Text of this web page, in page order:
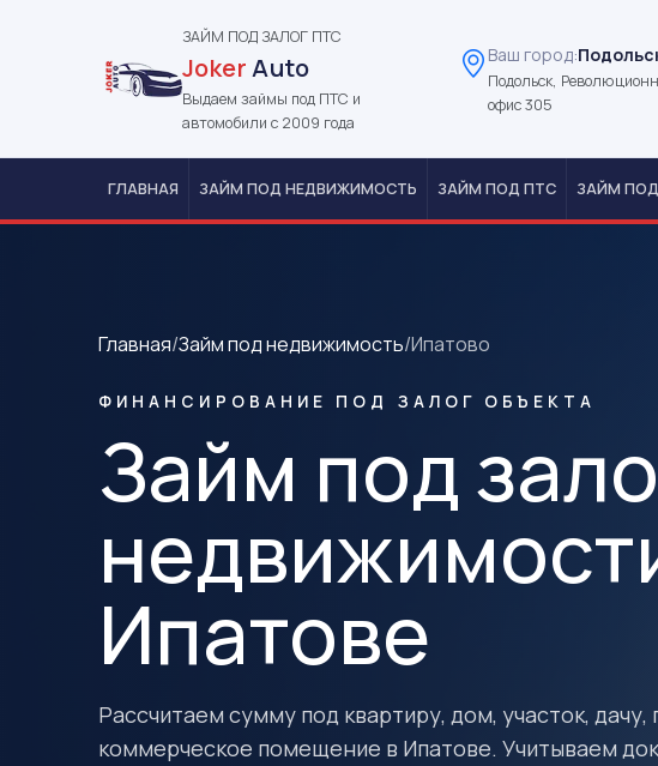
ЗАЙМ ПОД ЗАЛОГ ПТС
JokerAuto
Выдаем займы под ПТС и
автомобили с 2009 года
Ваш город:
Подольск,
офис 305
ГЛАВНАЯ ЗАЙМ ПОД НЕДВИЖИМОСТЬ ЗАЙМ ПОД ПТС ЗАЙМ
Главная/Займ под недвижимость/Ипатово
ФИНАНСИРОВАНИЕ ПОД ЗАЛОГ ОБЪЕКТА
Займ под
Ипатове
Рассчитаем сумму под квартиру, дом, участок, дачу,
коммерческое помещение в Ипатове. Учитываем